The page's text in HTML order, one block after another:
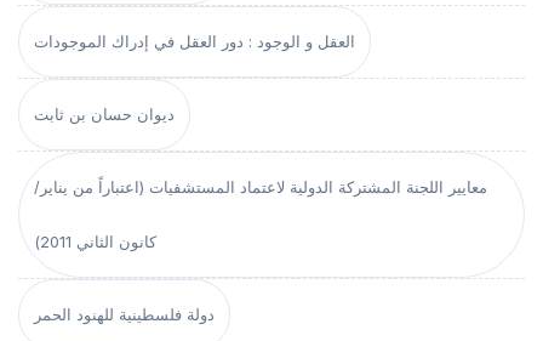
العقل و الوجود : دور العقل في إدراك الموجودات
ديوان حسان بن ثابت
معايير اللجنة المشتركة الدولية لاعتماد المستشفيات (اعتباراً من يناير/
كانون الثاني 2011)
دولة فلسطينية للهنود الحمر